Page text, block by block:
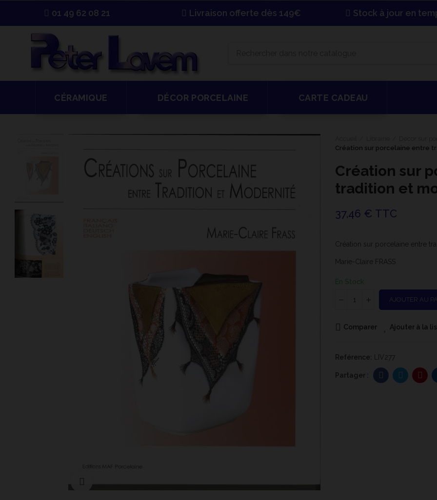
01 49 62 08 21 Livraison offerte dès 149€ Stock à jour en
CÉRAMIQUE DÉCOR PORCELAINE CARTE CADEAU
Création sur porcelaine entre
Création sur
tradition et
37,46 € TTC
Création sur porcelaine entre
Marie-Claire FRASS
En Stock
AJOUTER AU
Comparer Ajouter à la
Reférence: LIV277